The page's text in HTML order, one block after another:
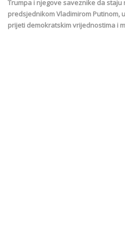
Trumpa i njegove saveznike da staju
predsjednikom Vladimirom Putinom,
prijeti demokratskim vrijednostima i